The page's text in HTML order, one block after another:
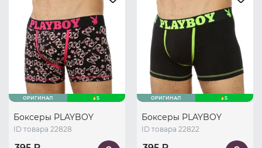
ОРИГИНАЛ S
Боксеры PLAYBOY
ID товара 22828
ОРИГИНАЛ S
Боксеры PLAYBOY
ID товара 22822